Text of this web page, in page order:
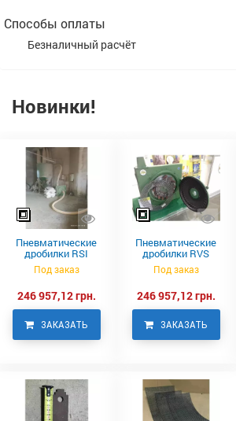
Способы оплаты
Безналичный расчёт
Новинки!
Пневматические
дробилки RSI
Под заказ
246 957,12 грн.
ЗАКАЗАТЬ
Пневматические
дробилки RVS
Под заказ
246 957,12 грн.
ЗАКАЗАТЬ